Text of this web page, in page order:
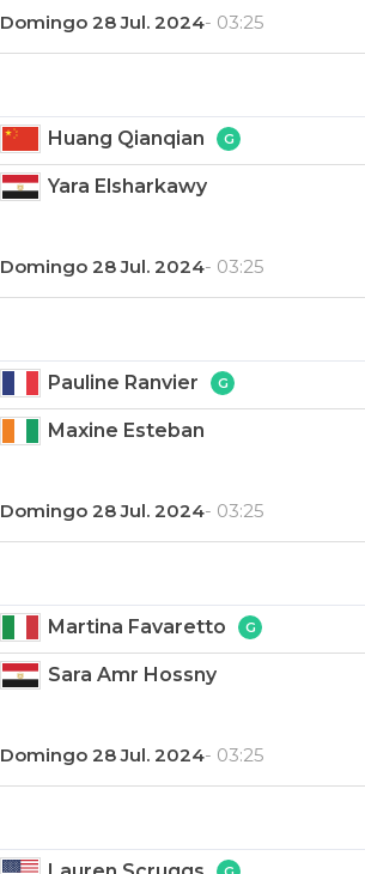
Domingo 28 Jul. 2024- 03:25
Huang Qianqian
Yara Elsharkawy
Domingo 28 Jul. 2024- 03:25
Pauline Ranvier
Maxine Esteban
Domingo 28 Jul. 2024- 03:25
Martina Favaretto
Sara Amr Hossny
Domingo 28 Jul. 2024- 03:25